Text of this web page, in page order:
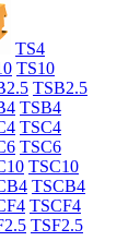
TS4
TS10
TSB2.5
TSB4
TSC4
TSC6
TSC10
TSCB4
TSCF4
TSF2.5